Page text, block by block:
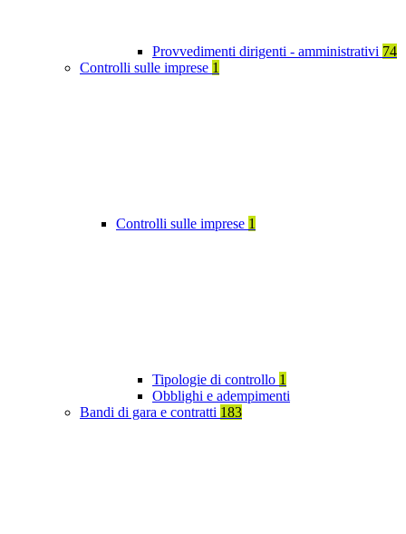
Provvedimenti dirigenti - amministrativi 74
Controlli sulle imprese 1
Controlli sulle imprese 1
Tipologie di controllo 1
Obblighi e adempimenti
Bandi di gara e contratti 183